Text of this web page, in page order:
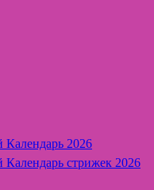
2026
стрижек 2026